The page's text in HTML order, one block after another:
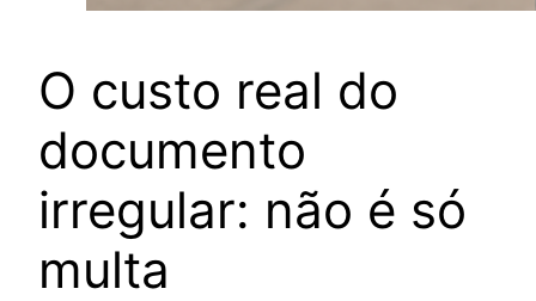
O custo real do
documento
irregular: não é só
multa